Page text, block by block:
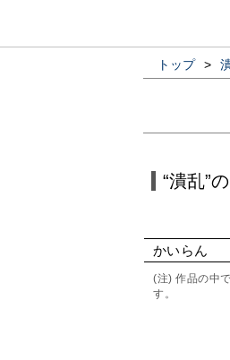
トップ >
“潰乱”
かいらん
(注) 作品の中
す。